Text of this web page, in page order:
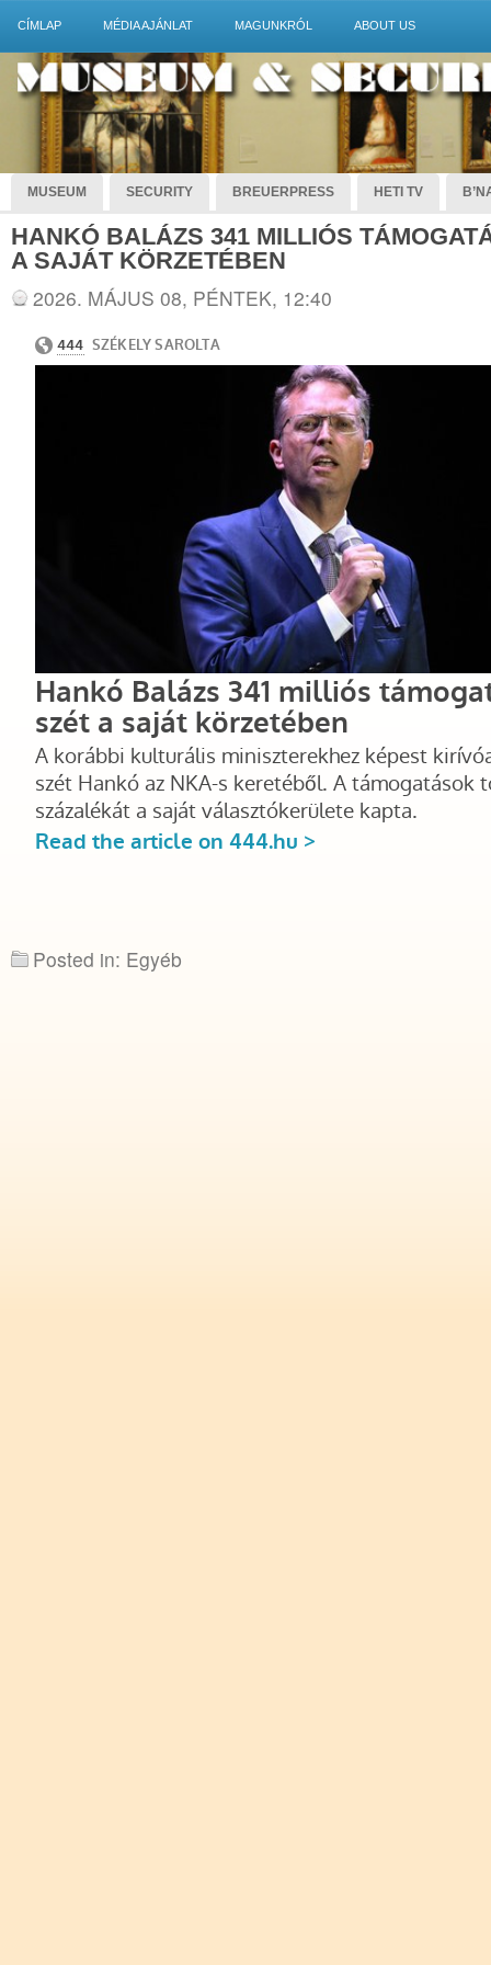
CÍMLAP MÉDIA AJÁNLAT MAGUNKRÓL ABOUT US
MUSEUM SECURITY BREUERPRESS HETI TV
HANKÓ BALÁZS 341 MILLIÓS
A SAJÁT KÖRZETÉBEN
2026. MÁJUS 08, PÉNTEK, 12:40
Posted in: Egyéb